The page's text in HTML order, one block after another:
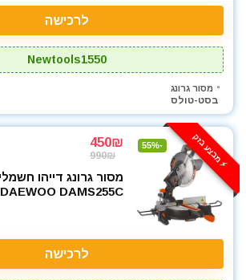
כלי גינון
כלי שינוע ועגלות
כליבות בורג
כלים ידניים
כלים לחשמלאים
להבים ומתכלים
מאוורר טכני
מברגות מקדחות ומברגונים
מברגת אימפקט
לרכישה
Newtools1550
מסור גרונג
בסט-טולס
⚡️ מבצע בזק -55%
450₪
990₪
DAEWOO DAMS255C
לרכישה